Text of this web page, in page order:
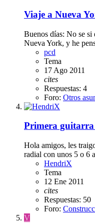
Viaje a Nueva
Buenos días: No se si
Nueva York, y he
pcd
Tema
17 Ago 2011
cites
Respuestas: 4
Foro: Otros
Primera guitarra
Hola amigos, les
radial con unos 5 o 6
HendriX
Tema
12 Ene 2011
cites
Respuestas: 50
Foro:
V